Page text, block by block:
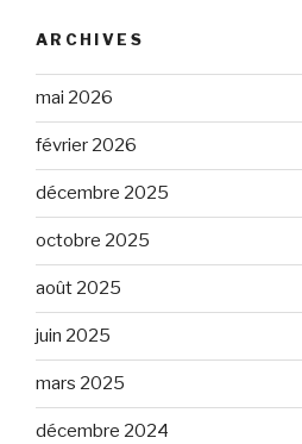
ARCHIVES
mai 2026
février 2026
décembre 2025
octobre 2025
août 2025
juin 2025
mars 2025
décembre 2024